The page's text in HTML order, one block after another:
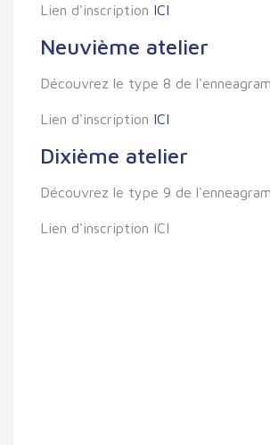
Lien d'inscription ICI
Neuvième atelier
Découvrez le type 8 de
Lien d'inscription ICI
Dixième atelier
Découvrez le type 9 de
Lien d'inscription ICI